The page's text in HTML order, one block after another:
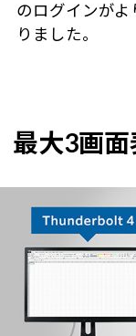
のログインが
りました。
最大3画